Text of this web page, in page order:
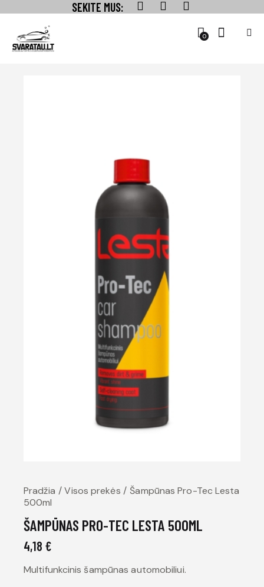
SEKITE MUS:
0
Pradžia Visos prekės
Šampūnas Pro-Tec Lesta
500ml
ŠAMPŪNAS PRO-TEC LESTA 500ML
4,18 €
Multifunkcinis šampūnas automobiliui.